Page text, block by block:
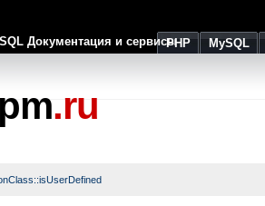
Документация и сервисыPHP MySQL
.ru